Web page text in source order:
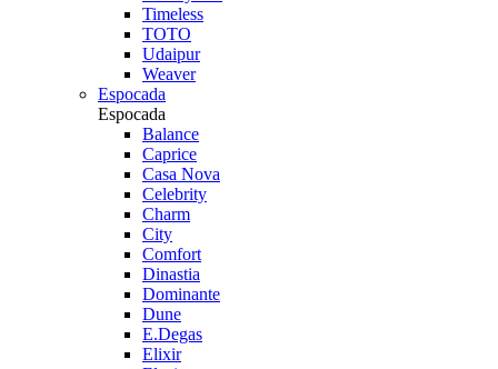
Timeless
TOTO
Udaipur
Weaver
Espocada
Espocada
Balance
Caprice
Casa Nova
Celebrity
Charm
City
Comfort
Dinastia
Dominante
Dune
E.Degas
Elixir